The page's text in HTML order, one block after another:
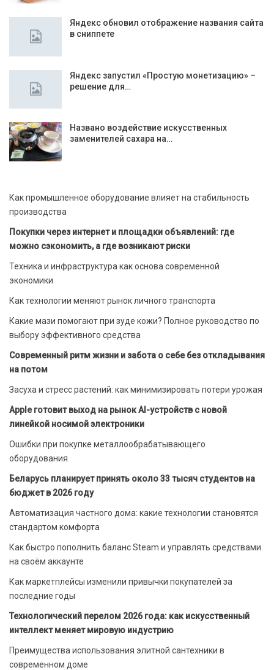
Яндекс обновил отображение названия сайта
в сниппете
Яндекс запустил «Простую монетизацию» –
решение для…
Названо воздействие искусственных
заменителей сахара на…
Как промышленное оборудование влияет на стабильность
производства
Покупки через интернет и площадки объявлений: где
можно сэкономить, а где возникают риски
Техника и инфраструктура как основа современной
экономики
Как технологии меняют рынок личного транспорта
Какие мази помогают при зуде кожи? Полное руководство по
выбору эффективного средства
Современный ритм жизни и забота о себе без откладывания
на потом
Засуха и стресс растений: как минимизировать потери урожая
Apple готовит выход на рынок AI-устройств с новой
линейкой носимой электроники
Ошибки при покупке металлообрабатывающего
оборудования
Беларусь планирует принять около 33 тысяч студентов на
бюджет в 2026 году
Автоматизация частного дома: какие технологии становятся
стандартом комфорта
Как быстро пополнить баланс Steam и управлять средствами
на своём аккаунте
Как маркетплейсы изменили привычки покупателей за
последние годы
Технологический перелом 2026 года: как искусственный
интеллект меняет мировую индустрию
Преимущества использования элитной сантехники в
современном доме